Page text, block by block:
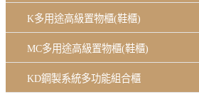
K多用途高級置物櫃(鞋櫃)
MC多用途高級置物櫃(鞋櫃)
KD鋼製系統多功能組合櫃